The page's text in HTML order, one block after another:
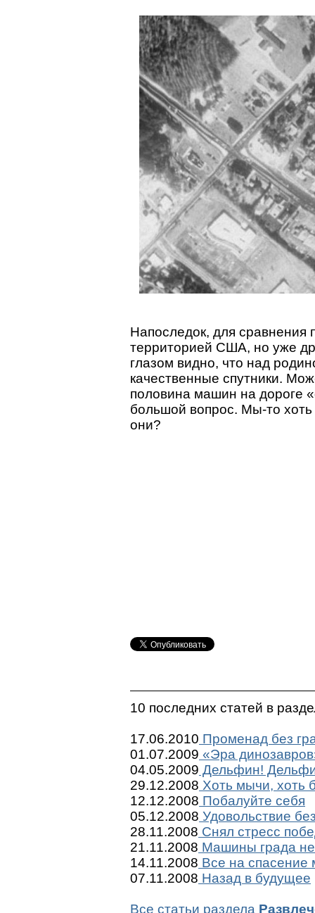
Напоследок, для
территорией США, но уже
глазом видно, что над
качественные спутники.
половина машин на дороге
большой вопрос. Мы-то
они?
10 последних статей в
17.06.2010 Променад без
01.07.2009 «Эра
04.05.2009 Дельфин!
29.12.2008 Хоть мычи, хоть
12.12.2008 Побалуйте себя
05.12.2008 Удовольствие
28.11.2008 Снял стресс
21.11.2008 Машины града не
14.11.2008 Все на спасение
07.11.2008 Назад в будущее
Все статьи раздела